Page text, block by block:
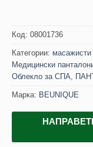
Код: 08001736
Категории: масажисти
Медицински
Облекло за СПА
Марка: BEUNIQUE